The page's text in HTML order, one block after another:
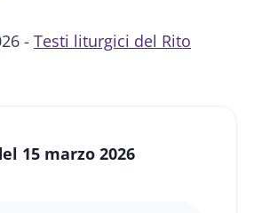
- Testi liturgici del Rito
15 marzo 2026